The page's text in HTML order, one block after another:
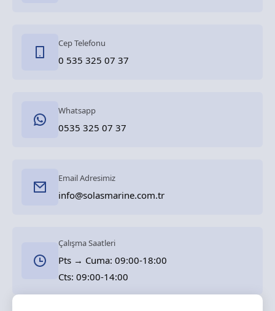
Cep Telefonu
0 535 325 07 37
Whatsapp
0535 325 07 37
Email Adresimiz
info@solasmarine.com.tr
Çalışma Saatleri
Pts → Cuma: 09:00-18:00
Cts: 09:00-14:00